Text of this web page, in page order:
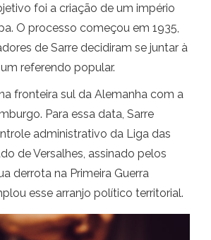
foi a criação de um império
O processo começou em 1935,
de Sarre decidiram se juntar à
referendo popular.
fronteira sul da Alemanha com a
Para essa data, Sarre
administrativo da Liga das
de Versalhes, assinado pelos
derrota na Primeira Guerra
esse arranjo político territorial.